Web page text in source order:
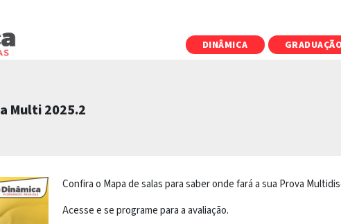
DINÂMICA
Multi 2025.2
Confira o Mapa de salas para saber onde fará a sua Prova
Acesse e se programe para a avaliação.